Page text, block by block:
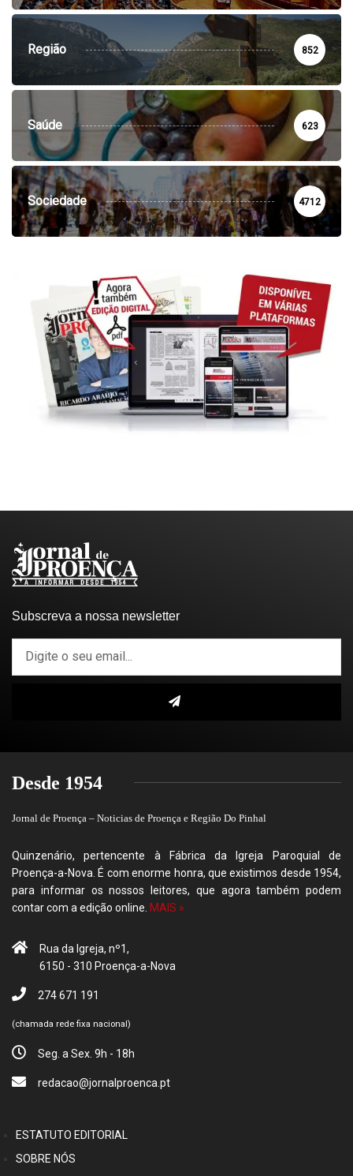
Região 852
Saúde 623
Sociedade 4712
Subscreva a nossa newsletter
Desde 1954
Jornal de Proença – Noticias de Proença e Região Do Pinhal
Quinzenário, pertencente à Fábrica da Igreja Paroquial de
Proença-a-Nova. É com enorme honra, que existimos desde 1954,
para informar os nossos leitores, que agora também podem
contar com a edição online. MAIS »
Rua da Igreja, nº1,
6150 - 310 Proença-a-Nova
274 671 191
(chamada rede fixa nacional)
Seg. a Sex. 9h - 18h
redacao@jornalproenca.pt
ESTATUTO EDITORIAL
SOBRE NÓS